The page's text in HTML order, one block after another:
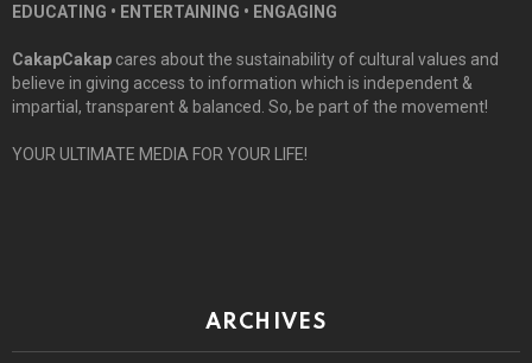
EDUCATING • ENTERTAINING • ENGAGING
CakapCakap cares about the sustainability of cultural values and
believe in giving access to information which is independent &
impartial, transparent & balanced. So, be part of the movement!
YOUR ULTIMATE MEDIA FOR YOUR LIFE!
ARCHIVES